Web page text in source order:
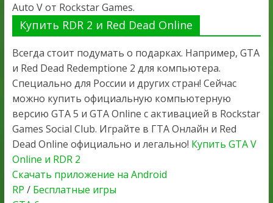
Auto V от Rockstar Games.
Купить RDR 2 и Red Dead Online
Всегда стоит подумать о подарках. Например, GTA
и Red Dead Redemptione 2 для компьютера.
Специально для России и других стран! Сейчас
можно купить официальную компьютерную
версию GTA 5 и GTA Online с активацией в Rockstar
Games Social Club. Играйте в ГТА Онлайн и Red
Dead Online официально и легально! Купить GTA V
Online и RDR 2
Скачать приложение на Android
RP / Бесплатные игры